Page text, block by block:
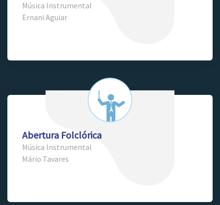
Música Instrumental
Ernani Aguiar
Abertura Folclórica
Música Instrumental
Mário Tavares